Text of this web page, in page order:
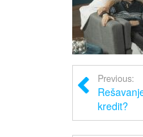
Previous:
kredit?